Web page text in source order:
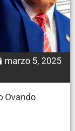
marzo 5, 2025
Ovando